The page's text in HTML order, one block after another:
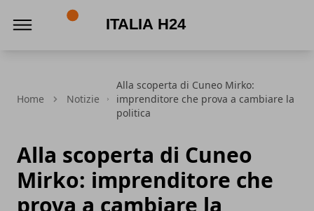
Home Notizie
Alla scoperta di Cuneo Mirko:
imprenditore che prova a cambiare la
politica
Alla scoperta di Cuneo
Mirko: imprenditore che
prova a cambiare la